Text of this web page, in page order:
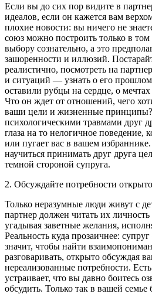
Если вы до сих пор видите в
идеалов, если он кажется вам
плохие новости: вы ничего не
союз можно построить только в том
выбору сознательно, а это
зашоренности и иллюзий.
реалистично, посмотреть на
и ситуаций — узнать о его
оставили рубцы на сердце, о
Что он ждет от отношений, чего
ваши цели и жизненные принципы?
психологическими травмами друг
глаза на то нелогичное поведение,
или пугает вас в вашем
научиться принимать друг друга
темной стороной супруга.
2. Обсуждайте потребности открыто
Только неразумные люди живут с
партнер должен читать их
угадывая заветные желания,
Реальность куда прозаичнее:
значит, чтобы найти
разговаривать, открыто обсуждая
нереализованные потребности.
устраивает, что вы давно боитесь
обсудить. Только так в вашей